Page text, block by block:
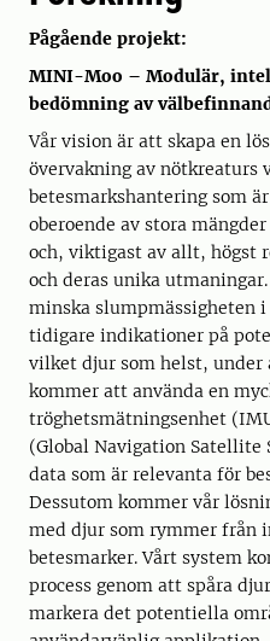
Pågående projekt:
MINI-Moo – Modulär,
bedömning av
Vår vision är att skapa en
övervakning av nötkreaturs
betesmarkshantering som
oberoende av stora
och, viktigast av allt, högst
och deras unika
minska slumpmässigheten
tidigare indikationer på
vilket djur som helst, under
kommer att använda en
tröghetsmätningsenhet
(Global Navigation
data som är relevanta för
Dessutom kommer vår
med djur som rymmer från
betesmarker. Vårt system
process genom att spåra
markera det potentiella